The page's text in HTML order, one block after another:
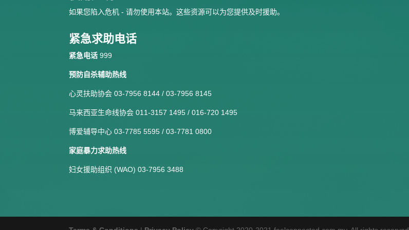
如果您陷入危机 - 请勿使用本站。这些资源可以为您提供及时援助。
紧急求助电话
紧急电话 999
预防自杀辅助热线
心灵扶助协会 03-7956 8144 / 03-7956 8145
马来西亚生命线协会 011-3157 1495 / 016-720 1495
博爱辅导中心 03-7785 5595 / 03-7781 0800
家庭暴力求助热线
妇女援助组织 (WAO) 03-7956 3488